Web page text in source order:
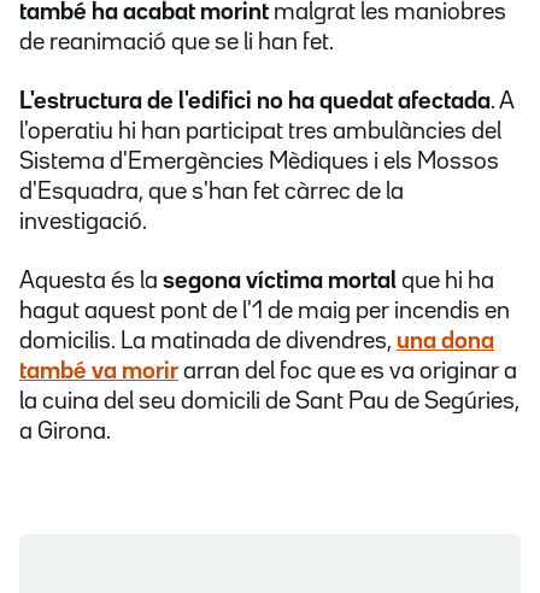
també ha acabat morint malgrat les maniobres
de reanimació que se li han fet.
L'estructura de l'edifici no ha quedat afectada. A
l'operatiu hi han participat tres ambulàncies del
Sistema d'Emergències Mèdiques i els Mossos
d'Esquadra, que s'han fet càrrec de la
investigació.
Aquesta és la segona víctima mortal que hi ha
hagut aquest pont de l'1 de maig per incendis en
domicilis. La matinada de divendres, una dona
també va morir arran del foc que es va originar a
la cuina del seu domicili de Sant Pau de Segúries,
a Girona.